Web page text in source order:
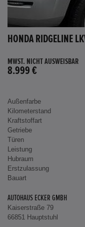
HONDA RIDGELINE
MWST. NICHT AUSWEISBAR
8.999 €
Außenfarbe
Kilometerstand
Kraftstoffart
Getriebe
Türen
Leistung
Hubraum
Erstzulassung
Bauart
AUTOHAUS ECKER GMBH
Kaiserstraße 79
66851 Hauptstuhl